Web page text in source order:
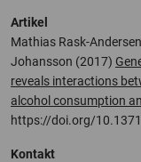
Artikel
Mathias Rask-
Johansson (2017)
reveals interactions
alcohol consumption
https://doi.org/
Kontakt